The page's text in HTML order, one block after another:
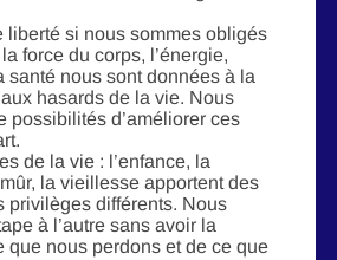
liberté si nous sommes obligés
force du corps, l’énergie,
santé nous sont données à la
hasards de la vie. Nous
possibilités d’améliorer ces
de la vie : l’enfance, la
la vieillesse apportent des
privilèges différents. Nous
à l’autre sans avoir la
que nous perdons et de ce que